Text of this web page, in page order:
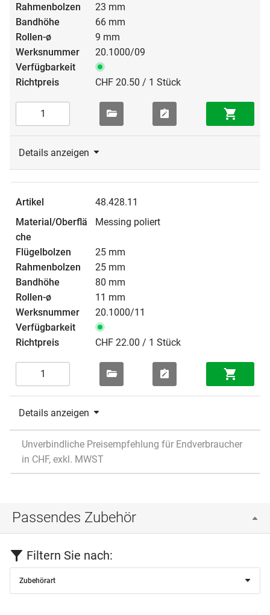
23 mm
66 mm
9 mm
20.1000/09
CHF 20.50 / 1 Stück
Details anzeigen
48.428.11
Messing poliert
25 mm
25 mm
80 mm
11 mm
20.1000/11
CHF 22.00 / 1 Stück
Details anzeigen
Unverbindliche Preisempfehlung für Endverbraucher
in CHF, exkl. MWST
Passendes Zubehör
Filtern Sie nach:
Zubehörart